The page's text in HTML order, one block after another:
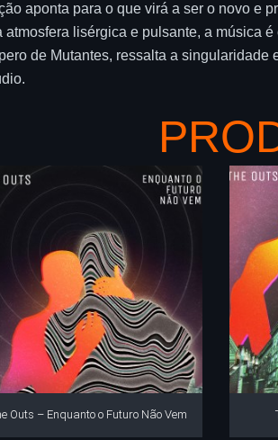
aponta para o que virá a ser o novo e
atmosfera lisérgica e pulsante, a música
de Mutantes, ressalta a
Outs – Enquanto o Futuro Não Vem